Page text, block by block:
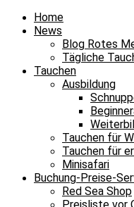
Home
News
Blog Rotes
Tägliche
Tauchen
Ausbildung
Tauchen für
Tauchen für
Minisafari
Buchung-Preise-
Red Sea Shop